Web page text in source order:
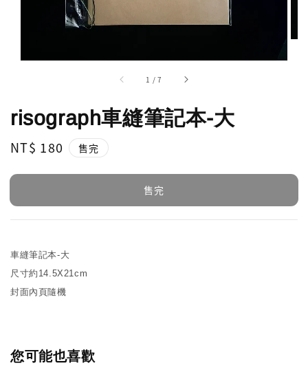
1 /7
risograph車縫筆記本-大
Regular
NT$ 180 售完
售完
車縫筆記本-大
尺寸約14.5X21cm
封面內頁隨機
您可能也喜歡